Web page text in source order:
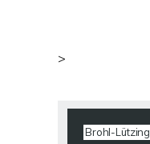
>
Brohl-Lützing